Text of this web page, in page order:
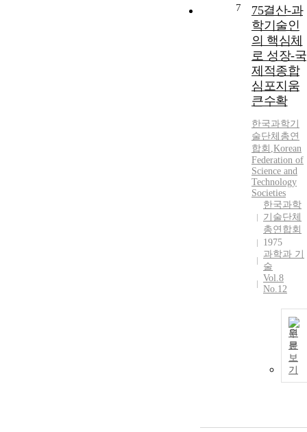
7
75결산-과
학기술인
의 핵심체
로 성장-국
제적종합
심포지움
큰수확
한국과학기
술단체총연
합회 ,Korean
Federation of
Science and
Technology
Societies
한국과학
기술단체
총연합회
1975
과학과 기
술
Vol.8
No.12
원
문
보
기